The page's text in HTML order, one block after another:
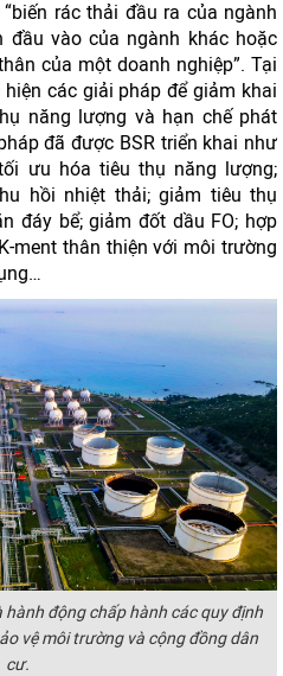
rác thải đầu ra của ngành
đầu vào của ngành khác hoặc
của một doanh nghiệp”. Tại
các giải pháp để giảm khai
năng lượng và hạn chế phát
đã được BSR triển khai như
ưu hóa tiêu thụ năng lượng;
hồi nhiệt thải; giảm tiêu thụ
đáy bể; giảm đốt dầu FO; hợp
ment thân thiện với môi trường
động chấp hành các quy định
vệ môi trường và cộng đồng dân
cư.